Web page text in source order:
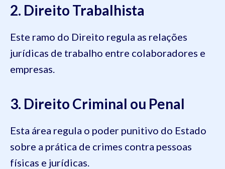
2. Direito Trabalhista
Este ramo do Direito regula as relações
jurídicas de trabalho entre colaboradores e
empresas.
3. Direito Criminal ou Penal
Esta área regula o poder punitivo do Estado
sobre a prática de crimes contra pessoas
físicas e jurídicas.